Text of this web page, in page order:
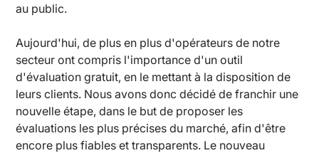
au public.
Aujourd'hui, de plus en plus d'opérateurs de notre
secteur ont compris l'importance d'un outil
d'évaluation gratuit, en le mettant à la disposition de
leurs clients. Nous avons donc décidé de franchir une
nouvelle étape, dans le but de proposer les
évaluations les plus précises du marché, afin d'être
encore plus fiables et transparents. Le nouveau